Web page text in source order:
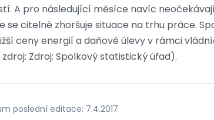
A pro následující měsíce navíc
se citelně zhoršuje situace na trhu práce.
ceny energií a daňové úlevy v rámci
Zdroj: Spolkový statistický úřad).
poslední editace: 7.4.2017